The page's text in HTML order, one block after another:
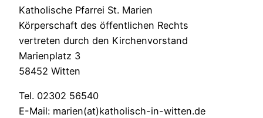
Katholische Pfarrei St. Marien
Körperschaft des öffentlichen Rechts
vertreten durch den Kirchenvorstand
Marienplatz 3
58452 Witten
Tel. 02302 56540
E-Mail: marien(at)katholisch-in-witten.de